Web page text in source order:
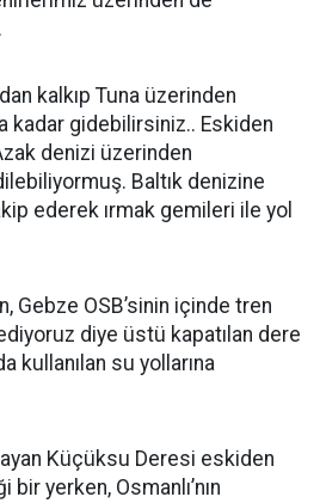
kalkıp Tuna üzerinden
kadar gidebilirsiniz.. Eskiden
denizi üzerinden
Baltık denizine
ederek ırmak gemileri ile yol
Gebze OSB’sinin içinde tren
diye üstü kapatılan dere
kullanılan su yollarına
Küçüksu Deresi eskiden
yerken, Osmanlı’nın